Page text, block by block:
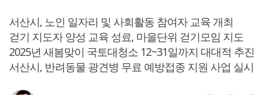
서산시, 노인 일자리 및 사회활동 참여자 교육 개최
걷기 지도자 양성 교육 성료, 마을단위 걷기모임 지도
2025년 새봄맞이 국토대청소 12~31일까지 대대적 추진
서산시, 반려동물 광견병 무료 예방접종 지원 사업 실시